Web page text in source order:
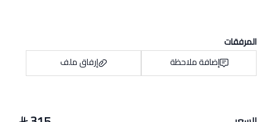
المرفقات
إضافة ملاحظة
إرفاق ملف